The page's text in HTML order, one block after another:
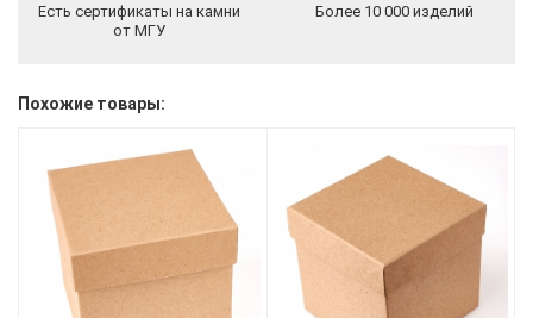
Есть сертификаты на камни
от МГУ
Более 10 000 изделий
Похожие товары: